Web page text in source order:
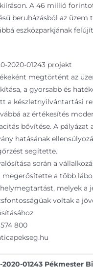
A 46 millió
beruházásból az üzem
eszközparkjának
2020-01243 projekt
megtörtént az
a gyorsabb és
a készletnyilvántartási
az értékesítés
bővítése. A pályázat
hatásának
segítette.
során a
megerősítette a több
melyek a
voltak a
800
2020-01243 Pékmester